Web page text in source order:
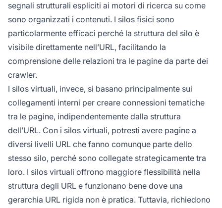
segnali strutturali espliciti ai motori di ricerca su come
sono organizzati i contenuti. I silos fisici sono
particolarmente efficaci perché la struttura del silo è
visibile direttamente nell’URL, facilitando la
comprensione delle relazioni tra le pagine da parte dei
crawler.
I silos virtuali, invece, si basano principalmente sui
collegamenti interni per creare connessioni tematiche
tra le pagine, indipendentemente dalla struttura
dell’URL. Con i silos virtuali, potresti avere pagine a
diversi livelli URL che fanno comunque parte dello
stesso silo, perché sono collegate strategicamente tra
loro. I silos virtuali offrono maggiore flessibilità nella
struttura degli URL e funzionano bene dove una
gerarchia URL rigida non è pratica. Tuttavia, richiedono